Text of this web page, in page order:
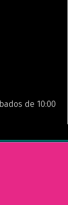
de 10:00